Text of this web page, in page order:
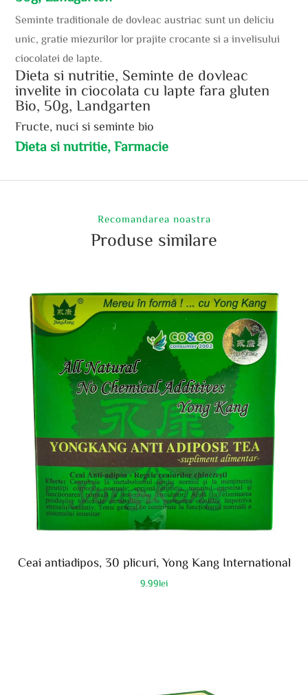
Seminte traditionale de dovleac austriac sunt un deliciu
unic, gratie miezurilor lor prajite crocante si a invelisului
ciocolatei de lapte.
Dieta si nutritie, Seminte de dovleac
invelite in ciocolata cu lapte fara gluten
Bio, 50g, Landgarten
Fructe, nuci si seminte bio
Dieta si nutritie, Farmacie
Recomandarea noastra
Produse similare
Ceai antiadipos, 30 plicuri, Yong Kang International
9.99lei